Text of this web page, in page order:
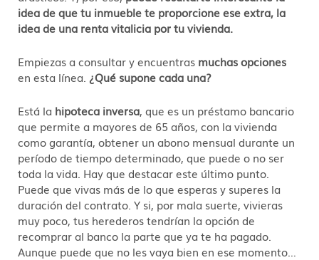
idea de que tu inmueble te proporcione ese extra, la
idea de una renta vitalicia por tu vivienda.
Empiezas a consultar y encuentras muchas opciones
en esta línea. ¿Qué supone cada una?
Está la hipoteca inversa, que es un préstamo bancario
que permite a mayores de 65 años, con la vivienda
como garantía, obtener un abono mensual durante un
período de tiempo determinado, que puede o no ser
toda la vida. Hay que destacar este último punto.
Puede que vivas más de lo que esperas y superes la
duración del contrato. Y si, por mala suerte, vivieras
muy poco, tus herederos tendrían la opción de
recomprar al banco la parte que ya te ha pagado.
Aunque puede que no les vaya bien en ese momento…